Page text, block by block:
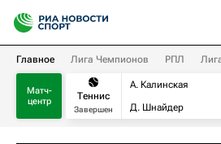
Главное Лига Чемпионов РПЛ
Матч-
центр
Теннис
Завершен
А. Калинская
Д. Шнайдер